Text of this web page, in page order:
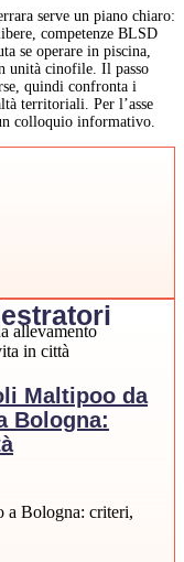
serve un piano chiaro:
competenze BLSD
se operare in piscina,
unità cinofile. Il passo
quindi confronta i
territoriali. Per l’asse
colloquio informativo.
Maltipoo da
Bologna: